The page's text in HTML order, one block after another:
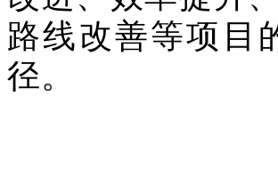
路线改善等项目
径。